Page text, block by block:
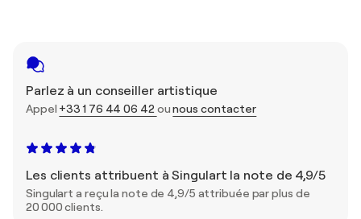
Parlez à un conseiller artistique
Appel +33 1 76 44 06 42 ounous contacter
Les clients attribuent à Singulart la note de 4,9/5
Singulart a reçu la note de 4,9/5 attribuée par plus de
20 000 clients.